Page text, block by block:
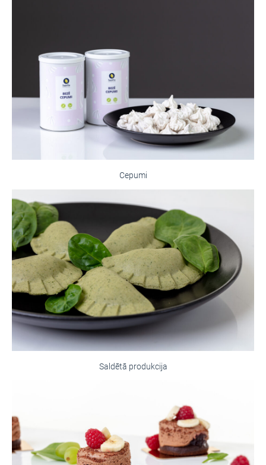
Cepumi
Saldētā produkcija